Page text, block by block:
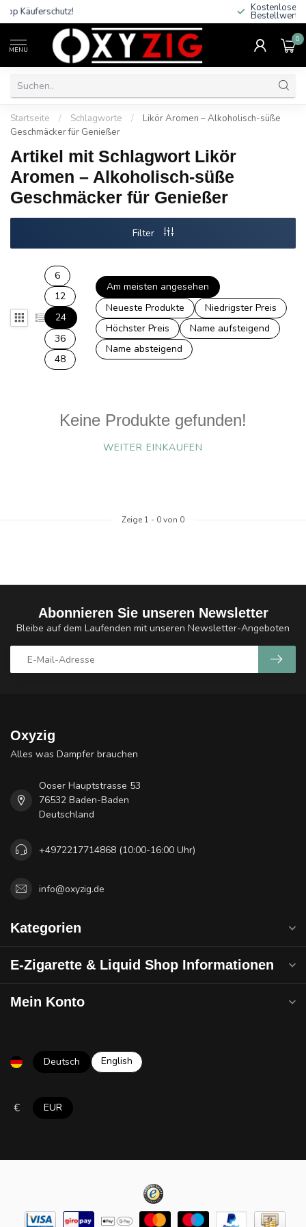
Trusted Shop Käuferschutz!
MENU
0
Startseite / Schlagworte /
Likör Aromen – Alkoholisch-süße
Geschmäcker für Genießer
Artikel mit Schlagwort Likör
Aromen – Alkoholisch-süße
Geschmäcker für Genießer
Filter
6
12
24
36
48
Am meisten angesehen
Neueste Produkte
Niedrigster Preis
Höchster Preis
Name aufsteigend
Name absteigend
Keine Produkte gefunden!
WEITER EINKAUFEN
Zeige 1 - 0von 0
Abonnieren Sie unseren Newsletter
Bleibe auf dem Laufenden mit unseren Newsletter-Angeboten
Oxyzig
Alles was Dampfer brauchen
Ooser Hauptstrasse 53
76532 Baden-Baden
Deutschland
+4972217714868 (10:00-16:00 Uhr)
info@oxyzig.de
Kategorien
E-Zigarette & Liquid Shop Informationen
Mein Konto
Deutsch English
€ EUR